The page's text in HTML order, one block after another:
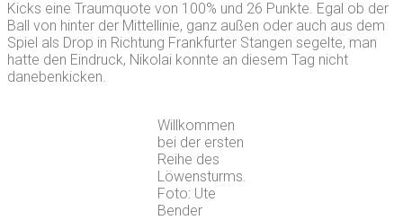
Kicks eine Traumquote von 100% und 26 Punkte. Egal ob der
Ball von hinter der Mittellinie, ganz außen oder auch aus dem
Spiel als Drop in Richtung Frankfurter Stangen segelte, man
hatte den Eindruck, Nikolai konnte an diesem Tag nicht
danebenkicken.
Willkommen
bei der ersten
Reihe des
Löwensturms.
Foto: Ute
Bender